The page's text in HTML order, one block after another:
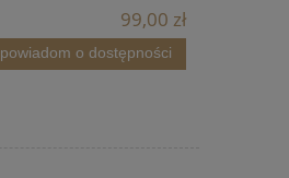
99,00 zł
powiadom o dostępności